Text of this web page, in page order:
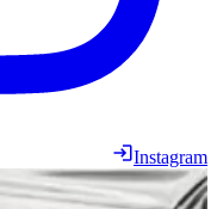
Instagram